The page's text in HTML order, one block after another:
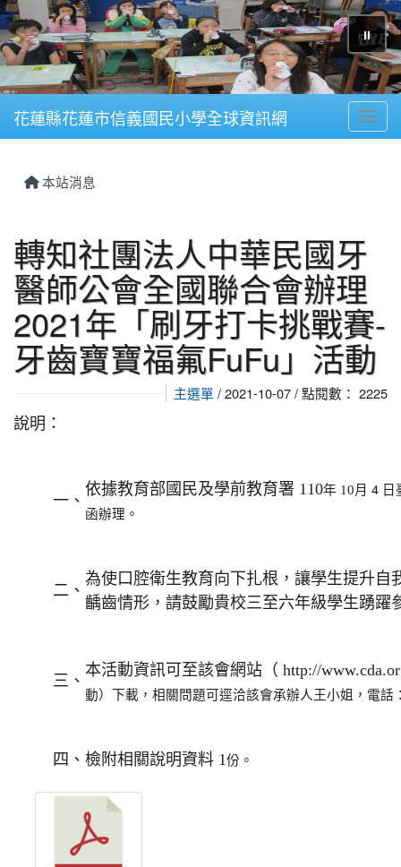
⏸
花蓮縣花蓮市信義國民小學全球資訊網
本站消息
轉知社團法人中華民國牙
醫師公會全國聯合會辦理
2021年「刷牙打卡挑戰賽-
牙齒寶寶福氟FuFu」活動
主選單 / 2021-10-07 / 點閱數： 2225
說明：
一、
依據教育部國民及學前教育署 110年 10月 4 日
函辦理。
二、
為使口腔衛生教育向下扎根，讓學生提升自
齲齒情形，請鼓勵貴校三至六年級學生踴躍
三、
本活動資訊可至該會網站（ http://
動）下載，相關問題可逕洽該會承辦人王小姐，電話
四、 檢附相關說明資料 1份。